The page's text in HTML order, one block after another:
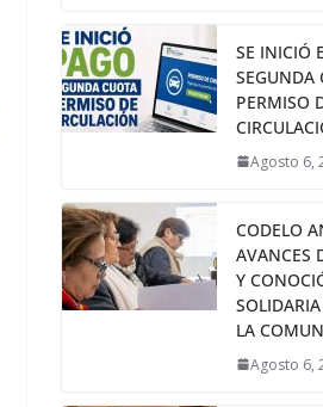
SE INICIÓ
SEGUNDA
PERMISO
Agosto 6,
CODELO
AVANCES
Y
LA
Agosto 6,